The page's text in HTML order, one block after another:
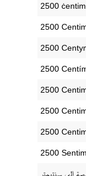
‎2500
‎2500
‎2500
‎2500
‎2500
‎2500
‎2500
‎2500